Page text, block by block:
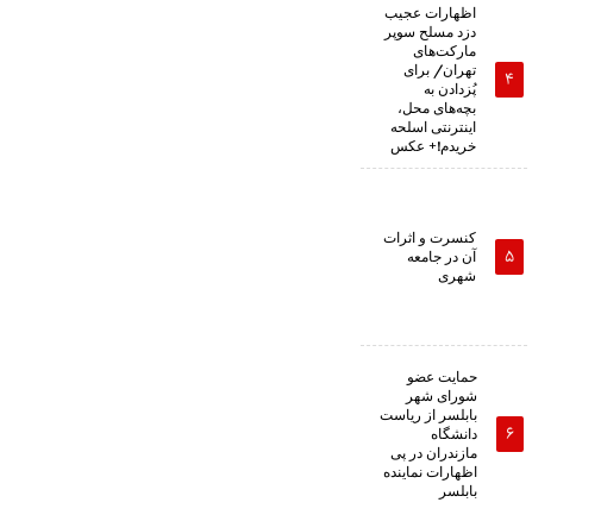
اظهارات عجیب
دزد مسلح سوپر
مارکت‌های
تهران/ برای
پُزدادن به
بچه‌های محل،
اینترنتی اسلحه
خریدم!+ عکس
کنسرت و اثرات
آن در جامعه
شهری
حمایت عضو
شورای شهر
بابلسر از ریاست
دانشگاه
مازندران در پی
اظهارات نماینده
بابلسر